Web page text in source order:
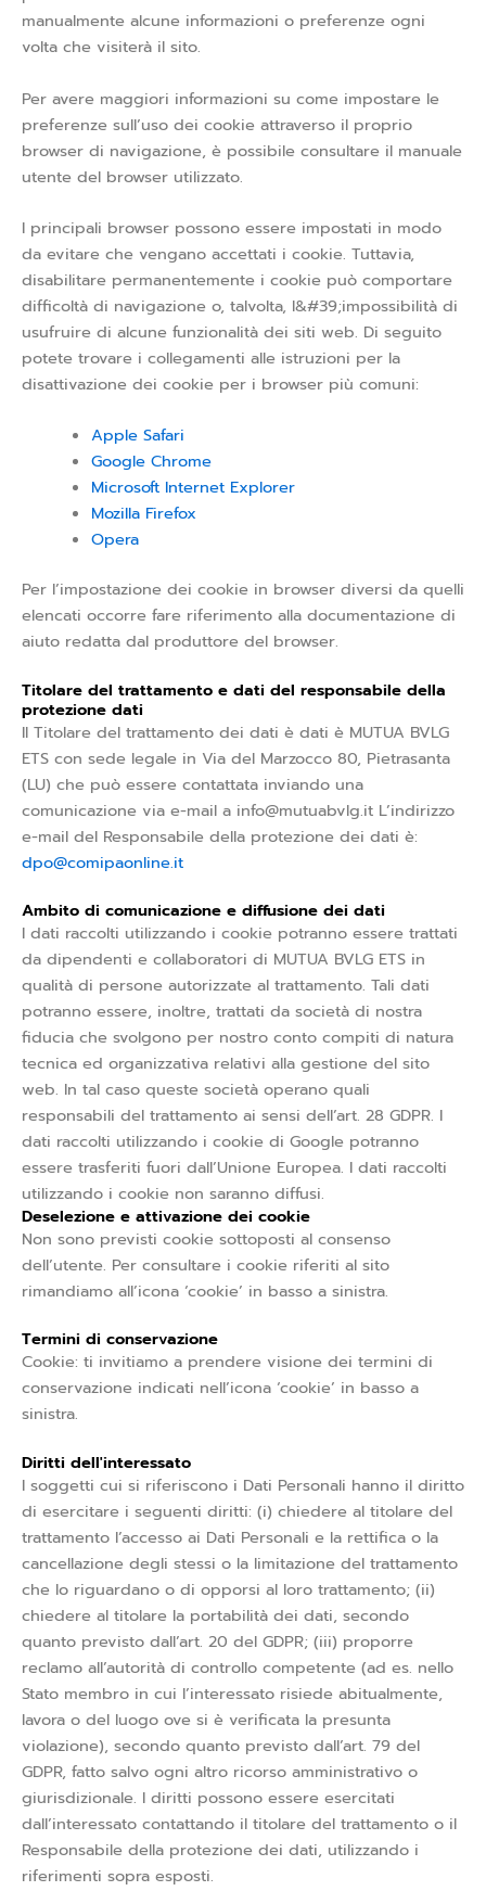
manualmente alcune informazioni o preferenze ogni
volta che visiterà il sito.
Per avere maggiori informazioni su come impostare le
preferenze sull’uso dei cookie attraverso il proprio
browser di navigazione, è possibile consultare il manuale
utente del browser utilizzato.
I principali browser possono essere impostati in modo
da evitare che vengano accettati i cookie. Tuttavia,
disabilitare permanentemente i cookie può comportare
difficoltà di navigazione o, talvolta, l&#39;impossibilità di
usufruire di alcune funzionalità dei siti web. Di seguito
potete trovare i collegamenti alle istruzioni per la
disattivazione dei cookie per i browser più comuni:
Apple Safari
Google Chrome
Microsoft Internet Explorer
Mozilla Firefox
Opera
Per l’impostazione dei cookie in browser diversi da quelli
elencati occorre fare riferimento alla documentazione di
aiuto redatta dal produttore del browser.
Titolare del trattamento e dati del responsabile della
protezione dati
Il Titolare del trattamento dei dati è dati è MUTUA BVLG
ETS con sede legale in Via del Marzocco 80, Pietrasanta
(LU) che può essere contattata inviando una
comunicazione via e-mail a info@mutuabvlg.it L’indirizzo
e-mail del Responsabile della protezione dei dati è:
dpo@comipaonline.it
Ambito di comunicazione e diffusione dei dati
I dati raccolti utilizzando i cookie potranno essere trattati
da dipendenti e collaboratori di MUTUA BVLG ETS in
qualità di persone autorizzate al trattamento. Tali dati
potranno essere, inoltre, trattati da società di nostra
fiducia che svolgono per nostro conto compiti di natura
tecnica ed organizzativa relativi alla gestione del sito
web. In tal caso queste società operano quali
responsabili del trattamento ai sensi dell’art. 28 GDPR. I
dati raccolti utilizzando i cookie di Google potranno
essere trasferiti fuori dall’Unione Europea. I dati raccolti
utilizzando i cookie non saranno diffusi.
Deselezione e attivazione dei cookie
Non sono previsti cookie sottoposti al consenso
dell’utente. Per consultare i cookie riferiti al sito
rimandiamo all’icona ‘cookie’ in basso a sinistra.
Termini di conservazione
Cookie: ti invitiamo a prendere visione dei termini di
conservazione indicati nell’icona ‘cookie’ in basso a
sinistra.
Diritti dell'interessato
I soggetti cui si riferiscono i Dati Personali hanno il diritto
di esercitare i seguenti diritti: (i) chiedere al titolare del
trattamento l’accesso ai Dati Personali e la rettifica o la
cancellazione degli stessi o la limitazione del trattamento
che lo riguardano o di opporsi al loro trattamento; (ii)
chiedere al titolare la portabilità dei dati, secondo
quanto previsto dall’art. 20 del GDPR; (iii) proporre
reclamo all’autorità di controllo competente (ad es. nello
Stato membro in cui l’interessato risiede abitualmente,
lavora o del luogo ove si è verificata la presunta
violazione), secondo quanto previsto dall’art. 79 del
GDPR, fatto salvo ogni altro ricorso amministrativo o
giurisdizionale. I diritti possono essere esercitati
dall’interessato contattando il titolare del trattamento o il
Responsabile della protezione dei dati, utilizzando i
riferimenti sopra esposti.